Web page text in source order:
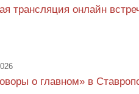
трансляция онлайн
о главном» в